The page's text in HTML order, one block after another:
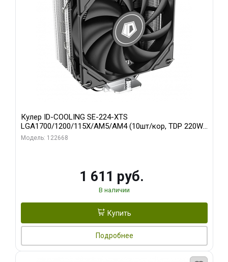
Кулер ID-COOLING SE-224-XTS
LGA1700/1200/115X/AM5/AM4 (10шт/кор, TDP 220W,
PWM, 4 тепл.трубки прямого контакта, FAN 120mm)
Модель: 122668
1 611 руб.
В наличии
Купить
Подробнее